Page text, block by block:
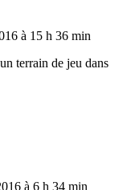
à 15 h 36 min
terrain de jeu dans
à 6 h 34 min